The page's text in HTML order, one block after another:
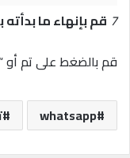
7 قم بإنهاء ما
قم بالضغط على تم أو “Done” في النهاية.
whatsapp